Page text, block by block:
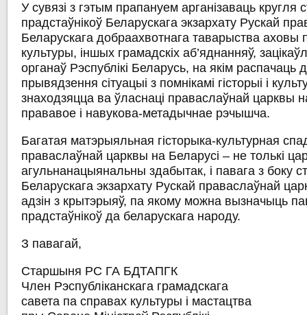
У сувязі з гэтым прапануем арганізаваць кругля
прадстаўнікоў Беларускага экзархату Рускай
Беларускага добраахвотнага таварыства аховы
культуры, іншых грамадскіх аб’яднанняў,
органаў Рэспублікі Беларусь, на якім распачаць
прывядзення сітуацыі з помнікамі гісторыі і
знаходзяцца ва ўласнаці праваслаўнай царквы
прававое і навукова-метадычнае рэчышча.
Багатая матэрыяльная гісторыка-культурная
праваслаўнай царквы на Беларусі – не толькі
агульнанацыянальны здабытак, і павага з боку
Беларускага экзархату Рускай праваслаўнай
адзін з крытэрыяў, па якому можна вызначыць
прадстаўнікоў да беларускага народу.
З павагай,
Старшыня РС ГА БДТАПГК
Член Рэспубліканскага грамадскага
савета па справах культуры і мастацтва